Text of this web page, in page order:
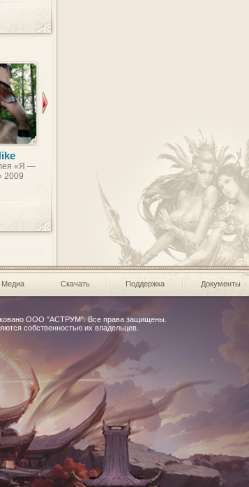
«Я —
2009
ElleZ
«Идеальная елка» -1
место
Медиа Скачать Поддержка Документы
ООО "АСТРУМ". Все права защищены.
собственностью их владельцев.